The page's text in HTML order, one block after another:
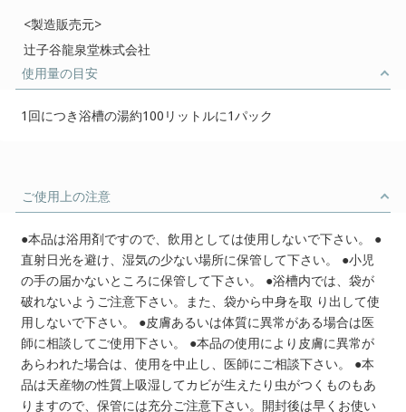
<製造販売元>
辻子谷龍泉堂株式会社
使用量の目安
1回につき浴槽の湯約100リットルに1パック
ご使用上の注意
●本品は浴用剤ですので、飲用としては使用しないで下さい。 ●
直射日光を避け、湿気の少ない場所に保管して下さい。 ●小児
の手の届かないところに保管して下さい。 ●浴槽内では、袋が
破れないようご注意下さい。また、袋から中身を取 り出して使
用しないで下さい。 ●皮膚あるいは体質に異常がある場合は医
師に相談してご使用下さい。 ●本品の使用により皮膚に異常が
あらわれた場合は、使用を中止し、医師にご相談下さい。 ●本
品は天産物の性質上吸湿してカビが生えたり虫がつくものもあ
りますので、保管には充分ご注意下さい。開封後は早くお使い